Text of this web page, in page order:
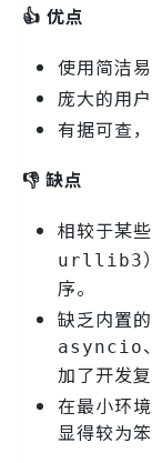
👍 优点
使用简洁
庞大的用
有据可查
👎 缺点
相较于某
urllib3
序。
缺乏内置
asyncio、
加了开发复
在最小环
显得较为